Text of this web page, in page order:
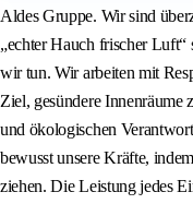
Aldes Gruppe. Wir sind
„echter Hauch frischer Luft“
wir tun. Wir arbeiten mit
Ziel, gesündere Innenräume
und ökologischen
bewusst unsere Kräfte,
ziehen. Die Leistung jedes